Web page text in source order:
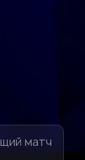
матч